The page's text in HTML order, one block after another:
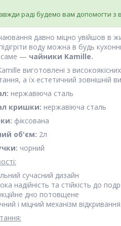
раді будемо вам допомогти з
давно міцно увійшов в
воду можна в будь
саме — чайники Kamille.
виготовлені з
а їх естетичний зовнішній
нержавіюча сталь
кришки: нержавіюча сталь
фіксована
об'єм: 2л
чорний
сучасний дизайн
надійність та стійкість до
дно потовщене
і міцний механізм